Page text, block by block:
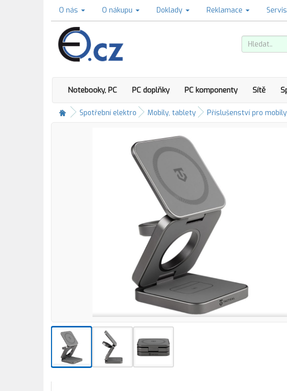
O nás O nákupu Doklady Reklamace Servis
Notebooky, PC PC doplňky PC komponenty Sítě
Spotřební elektro Mobily, tablety Příslušenství pro